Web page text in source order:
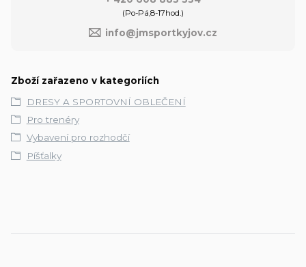
(Po-Pá,8-17hod.)
info@jmsportkyjov.cz
Zboží zařazeno v kategoriích
DRESY A SPORTOVNÍ OBLEČENÍ
Pro trenéry
Vybavení pro rozhodčí
Píšťalky